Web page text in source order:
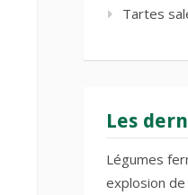
Tartes
Les
Légumes
explosion